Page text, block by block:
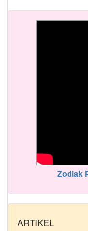
Zodiak
ARTIKEL